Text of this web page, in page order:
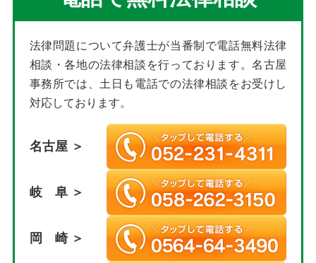
法律問題について弁護士が当番制で電話無料法律
相談・各地の法律相談を行っております。名古屋
事務所では、土日も電話での法律相談をお受けし
対応しております。
名古屋 ＞
岐 阜 ＞
岡 崎 ＞